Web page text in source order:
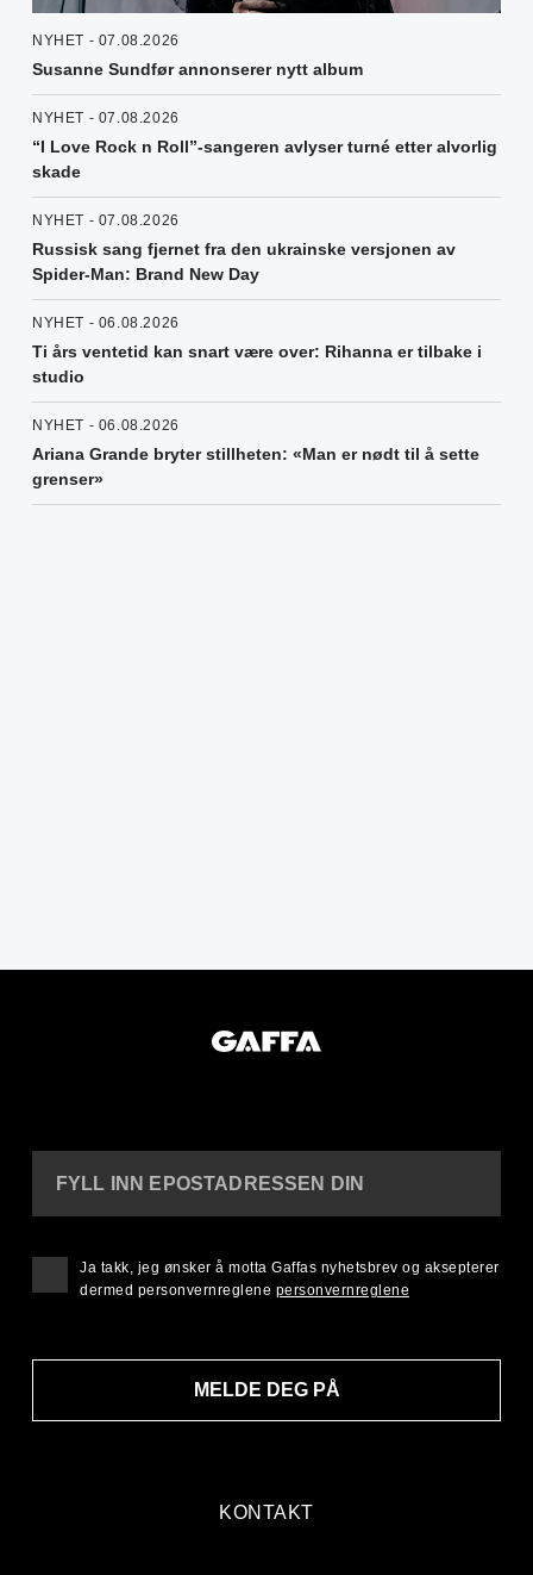
NYHET - 07.08.2026
Susanne Sundfør annonserer nytt album
NYHET - 07.08.2026
“I Love Rock n Roll”-sangeren avlyser turné etter alvorlig
skade
NYHET - 07.08.2026
Russisk sang fjernet fra den ukrainske versjonen av
Spider-Man: Brand New Day
NYHET - 06.08.2026
Ti års ventetid kan snart være over: Rihanna er tilbake i
studio
NYHET - 06.08.2026
Ariana Grande bryter stillheten: «Man er nødt til å sette
grenser»
KONTAKT
FYLL INN EPOSTADRESSEN DIN
MELDE DEG PÅ
Ja takk, jeg ønsker å motta Gaffas nyhetsbrev og aksepterer
dermed personvernreglene personvernreglene